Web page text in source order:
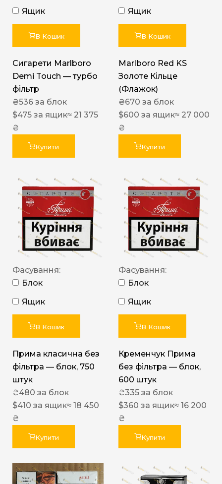
Ящик
В Кошик
Сигарети Marlboro
Demi Touch — турбо
фільтр
₴536 за блок
$475 за ящик≈ 21 375
₴
Купити
Ящик
В Кошик
Marlboro Red KS
Золоте Кільце
(Флажок)
₴670 за блок
$600 за ящик≈ 27 000
₴
Купити
Фасування:
Блок
Ящик
В Кошик
Прима класична без
фільтра — блок, 750
штук
₴480 за блок
$410 за ящик≈ 18 450
₴
Купити
Фасування:
Блок
Ящик
В Кошик
Кременчук Прима
без фільтра — блок,
600 штук
₴335 за блок
$360 за ящик≈ 16 200
₴
Купити